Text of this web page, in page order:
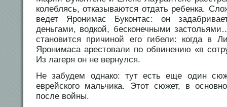
колеблясь, отказываются отдать ребенка.
ведет Яронимас Буконтас: он
деньгами, водкой, бесконечными
становится причиной его гибели: когда в
Яронимаса арестовали по обвинению «в
Из лагеря он не вернулся.
Не забудем однако: тут есть еще один
еврейского мальчика. Этот сюжет, в
после войны.